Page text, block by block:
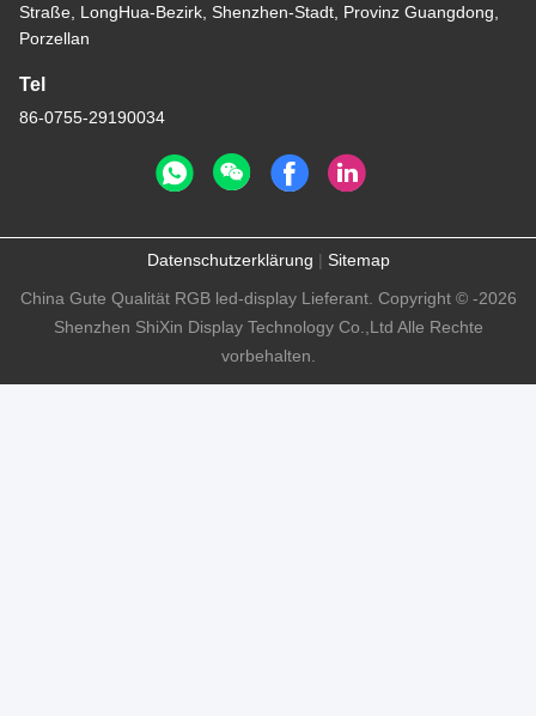
Straße, LongHua-Bezirk, Shenzhen-Stadt, Provinz Guangdong,
Porzellan
Tel
86-0755-29190034
Datenschutzerklärung | Sitemap
China Gute Qualität RGB led-display Lieferant. Copyright © -2026
Shenzhen ShiXin Display Technology Co.,Ltd Alle Rechte
vorbehalten.